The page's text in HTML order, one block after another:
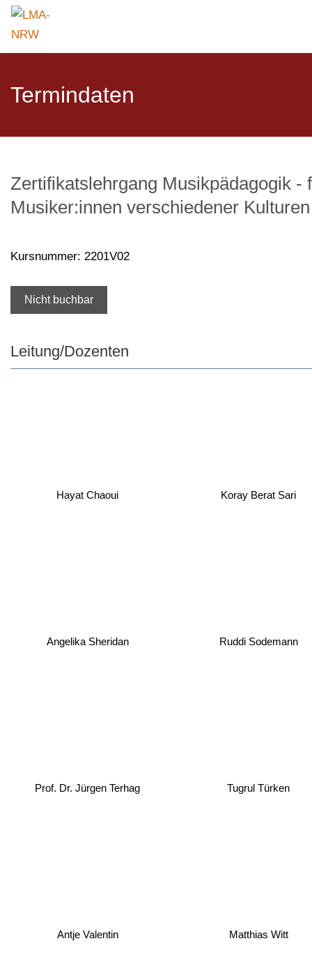
Termindaten
Zertifikatslehrgang Musikpädagogik -
Musiker:innen verschiedener Kulturen
Kursnummer: 2201V02
Nicht buchbar
Leitung/Dozenten
Hayat Chaoui Koray Berat Sari
Angelika Sheridan Ruddi Sodemann
Prof. Dr. Jürgen Terhag Tugrul Türken
Antje Valentin Matthias Witt